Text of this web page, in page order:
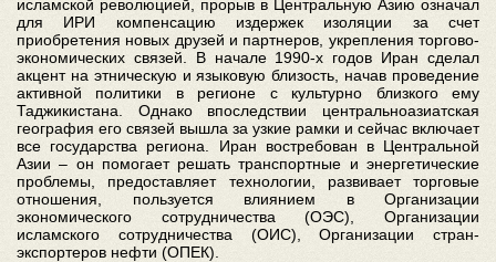
исламской революцией, прорыв в Центральную Азию означал
для ИРИ компенсацию издержек изоляции за счет
приобретения новых друзей и партнеров, укрепления торгово-
экономических связей. В начале 1990-х годов Иран сделал
акцент на этническую и языковую близость, начав проведение
активной политики в регионе с культурно близкого ему
Таджикистана. Однако впоследствии центральноазиатская
география его связей вышла за узкие рамки и сейчас включает
все государства региона. Иран востребован в Центральной
Азии – он помогает решать транспортные и энергетические
проблемы, предоставляет технологии, развивает торговые
отношения, пользуется влиянием в Организации
экономического сотрудничества (ОЭС), Организации
исламского сотрудничества (ОИС), Организации стран-
экспортеров нефти (ОПЕК).